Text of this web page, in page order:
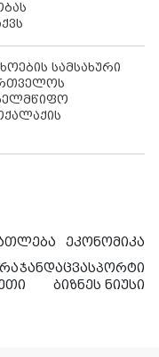
სამსახური
ეკონომიკა
ჯანდაცვასპორტი
ბიზნეს ნიუსი